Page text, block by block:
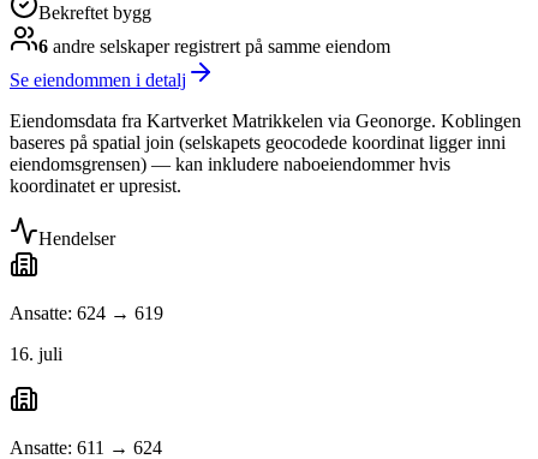
Bekreftet bygg
6 andre selskaperregistrert på samme eiendom
Se eiendommen i detalj
Eiendomsdata fra Kartverket Matrikkelen via Geonorge. Koblingen
baseres på spatial join (selskapets geocodede koordinat ligger inni
eiendomsgrensen) — kan inkludere naboeiendommer hvis
koordinatet er upresist.
Hendelser
Ansatte: 624 → 619
16. juli
Ansatte: 611 → 624